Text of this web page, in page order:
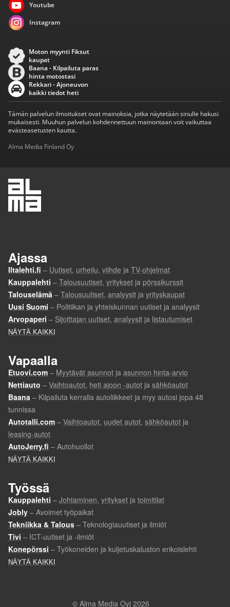
Youtube
Instagram
Moton myynti Fiksut
kaupat
Baana - Kilpailuta paras
hinta motostasi
Rekkari - Ajoneuvon
kaikki tiedot heti
Tämän palvelun ilmoitukset ovat mainoksia, jotka näytetään sinulle hakusi
mukaisesti. Muuhun palvelun kohdennettuun mainontaan voit vaikuttaa
evästeasetusten kautta.
Alma Media Finland Oy